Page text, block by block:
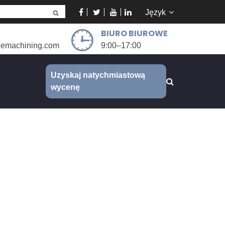
Język
BIURO BIUROWE
9:00–17:00
Uzyskaj natychmiastową
wycenę